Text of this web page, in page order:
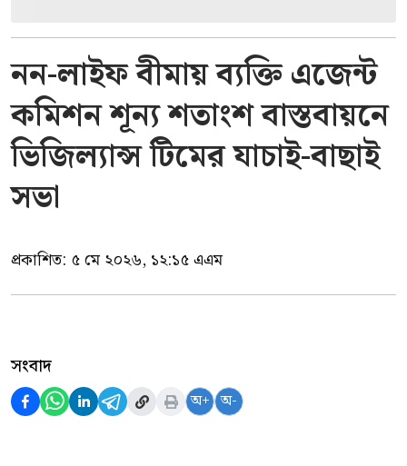
নন-লাইফ বীমায় ব্যক্তি এজেন্ট
কমিশন শূন্য শতাংশ বাস্তবায়নে
ভিজিল্যান্স টিমের যাচাই-বাছাই
সভা
প্রকাশিত: ৫ মে ২০২৬, ১২:১৫ এএম
সংবাদ
অ+ অ-